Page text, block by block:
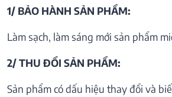
1/ BẢO HÀNH SẢN PHẨM:
Làm sạch, làm sáng mới sản phẩm
2/ THU ĐỔI SẢN PHẨM:
Sản phẩm có dấu hiệu thay đổi và